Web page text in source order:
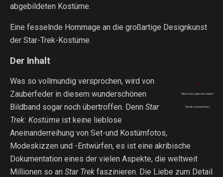
abgebildeten Kostüme.
Eine fesselnde Hommage an die großartige Designkunst
der Star-Trek-Kostüme.
Der Inhalt
Bietet den vollen Durchblick
(Quelle: Zauberfeder)
Was so vollmundig versprochen, wird von
Zauberfeder in diesem wunderschönen
Bildband sogar noch übertroffen. Denn Star
Trek: Kostüme ist keine lieblose
Aneinanderreihung von Set-und Kostümfotos,
Modeskizzen und -Entwürfen, es ist eine akribische
Dokumentation eines der vielen Aspekte, die weltweit
Millionen so an Star Trek faszinieren. Die Liebe zum Detail